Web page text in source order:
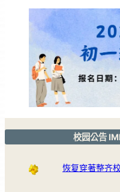
校园公告
恢复穿著整齐